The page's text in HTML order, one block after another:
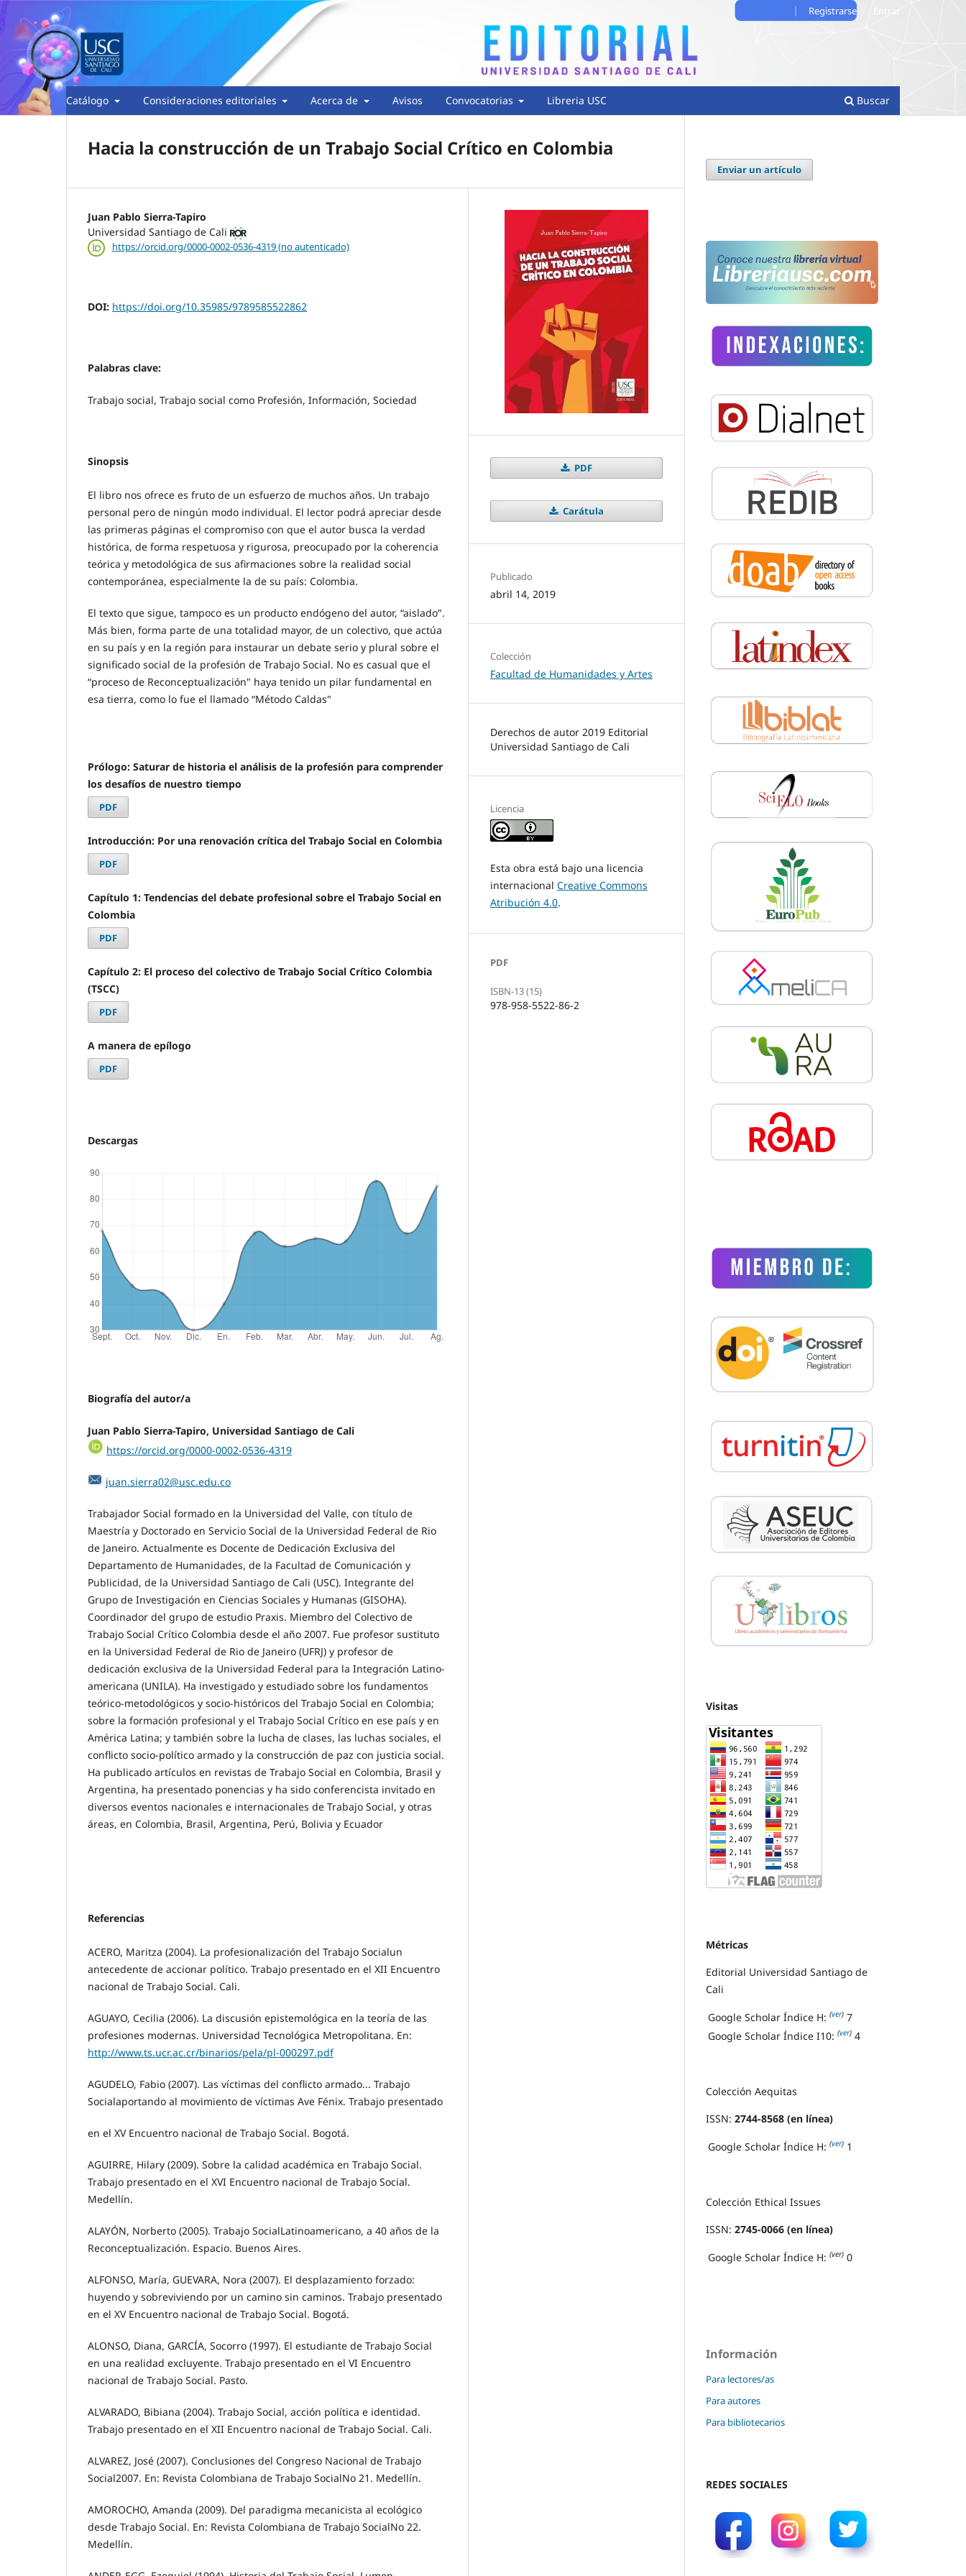
Catálogo Consideraciones editoriales Acerca de Avisos Convocatorias Libreria USC Buscar
Registrarse
Hacia la construcción de un Trabajo Social Crítico en Colombia
Juan Pablo Sierra-Tapiro
Universidad Santiago de Cali
https://orcid.org/0000-0002-0536-4319 (no autenticado)
DOI: https://doi.org/10.35985/9789585522862
Palabras clave:
Trabajo social, Trabajo social como Profesión, Información, Sociedad
Sinopsis
El libro nos ofrece es fruto de un esfuerzo de muchos años. Un trabajo
personal pero de ningún modo individual. El lector podrá apreciar desde
las primeras páginas el compromiso con que el autor busca la verdad
histórica, de forma respetuosa y rigurosa, preocupado por la coherencia
teórica y metodológica de sus afirmaciones sobre la realidad social
contemporánea, especialmente la de su país: Colombia.
El texto que sigue, tampoco es un producto endógeno del autor, “aislado".
Más bien, forma parte de una totalidad mayor, de un colectivo, que actúa
en su país y en la región para instaurar un debate serio y plural sobre el
significado social de la profesión de Trabajo Social. No es casual que el
“proceso de Reconceptualización" haya tenido un pilar fundamental en
esa tierra, como lo fue el llamado “Método Caldas"
Prólogo: Saturar de historia el análisis de la profesión para comprender
los desafíos de nuestro tiempo
PDF
Introducción: Por una renovación crítica del Trabajo Social en Colombia
PDF
Capítulo 1: Tendencias del debate profesional sobre el Trabajo Social en
Colombia
PDF
Capítulo 2: El proceso del colectivo de Trabajo Social Crítico Colombia
(TSCC)
PDF
A manera de epílogo
PDF
Descargas
Biografía del autor/a
Juan Pablo Sierra-Tapiro, Universidad Santiago de Cali
https://orcid.org/0000-0002-0536-4319
juan.sierra02@usc.edu.co
Trabajador Social formado en la Universidad del Valle, con título de
Maestría y Doctorado en Servicio Social de la Universidad Federal de Rio
de Janeiro. Actualmente es Docente de Dedicación Exclusiva del
Departamento de Humanidades, de la Facultad de Comunicación y
Publicidad, de la Universidad Santiago de Cali (USC). Integrante del
Grupo de Investigación en Ciencias Sociales y Humanas (GISOHA).
Coordinador del grupo de estudio Praxis. Miembro del Colectivo de
Trabajo Social Crítico Colombia desde el año 2007. Fue profesor sustituto
en la Universidad Federal de Rio de Janeiro (UFRJ) y profesor de
dedicación exclusiva de la Universidad Federal para la Integración Latino-
americana (UNILA). Ha investigado y estudiado sobre los fundamentos
teórico-metodológicos y socio-históricos del Trabajo Social en Colombia;
sobre la formación profesional y el Trabajo Social Crítico en ese país y en
América Latina; y también sobre la lucha de clases, las luchas sociales, el
conflicto socio-político armado y la construcción de paz con justicia social.
Ha publicado artículos en revistas de Trabajo Social en Colombia, Brasil y
Argentina, ha presentado ponencias y ha sido conferencista invitado en
diversos eventos nacionales e internacionales de Trabajo Social, y otras
áreas, en Colombia, Brasil, Argentina, Perú, Bolivia y Ecuador
Referencias
ACERO, Maritza (2004). La profesionalización del Trabajo Socialun
antecedente de accionar político. Trabajo presentado en el XII Encuentro
nacional de Trabajo Social. Cali.
AGUAYO, Cecilia (2006). La discusión epistemológica en la teoría de las
profesiones modernas. Universidad Tecnológica Metropolitana. En:
http://www.ts.ucr.ac.cr/binarios/pela/pl-000297.pdf
AGUDELO, Fabio (2007). Las víctimas del conflicto armado... Trabajo
Socialaportando al movimiento de víctimas Ave Fénix. Trabajo presentado
en el XV Encuentro nacional de Trabajo Social. Bogotá.
AGUIRRE, Hilary (2009). Sobre la calidad académica en Trabajo Social.
Trabajo presentado en el XVI Encuentro nacional de Trabajo Social.
Medellín.
ALAYÓN, Norberto (2005). Trabajo SocialLatinoamericano, a 40 años de la
Reconceptualización. Espacio. Buenos Aires.
ALFONSO, María, GUEVARA, Nora (2007). El desplazamiento forzado:
huyendo y sobreviviendo por un camino sin caminos. Trabajo presentado
en el XV Encuentro nacional de Trabajo Social. Bogotá.
ALONSO, Diana, GARCÍA, Socorro (1997). El estudiante de Trabajo Social
en una realidad excluyente. Trabajo presentado en el VI Encuentro
nacional de Trabajo Social. Pasto.
ALVARADO, Bibiana (2004). Trabajo Social, acción política e identidad.
Trabajo presentado en el XII Encuentro nacional de Trabajo Social. Cali.
ALVAREZ, José (2007). Conclusiones del Congreso Nacional de Trabajo
Social2007. En: Revista Colombiana de Trabajo SocialNo 21. Medellín.
AMOROCHO, Amanda (2009). Del paradigma mecanicista al ecológico
desde Trabajo Social. En: Revista Colombiana de Trabajo SocialNo 22.
Medellín.
PDF
Carátula
Publicado
abril 14, 2019
Colección
Facultad de Humanidades y Artes
Derechos de autor 2019 Editorial
Universidad Santiago de Cali
Licencia
Esta obra está bajo una licencia
internacional Creative Commons
Atribución 4.0.
PDF
ISBN-13 (15)
978-958-5522-86-2
Enviar un artículo
Visitas
Métricas
Editorial Universidad Santiago de
Cali
Google Scholar Índice H: (ver) 7
Google Scholar Índice I10: (ver) 4
Colección Aequitas
ISSN: 2744-8568 (en línea)
Google Scholar Índice H: (ver) 1
Colección Ethical Issues
ISSN: 2745-0066 (en línea)
Google Scholar Índice H: (ver) 0
Información
Para lectores/as
Para autores
Para bibliotecarios
REDES SOCIALES